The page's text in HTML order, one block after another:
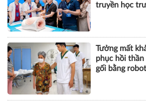
truyền học
Tưởng mất
phục hồi
gối bằng